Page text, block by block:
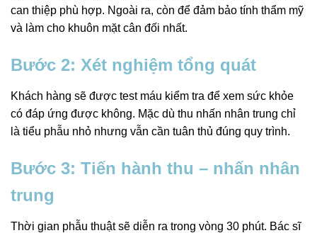
can thiệp phù hợp. Ngoài ra, còn để đảm bảo tính thẩm mỹ
và làm cho khuôn mặt cân đối nhất.
Bước 2: Xét nghiệm tổng quát
Khách hàng sẽ được test máu kiểm tra để xem sức khỏe
có đáp ứng được không. Mặc dù thu nhấn nhân trung chỉ
là tiểu phẫu nhỏ nhưng vẫn cần tuân thủ đúng quy trình.
Bước 3: Tiến hành thu – nhấn nhân
trung
Thời gian phẫu thuật sẽ diễn ra trong vòng 30 phút. Bác sĩ